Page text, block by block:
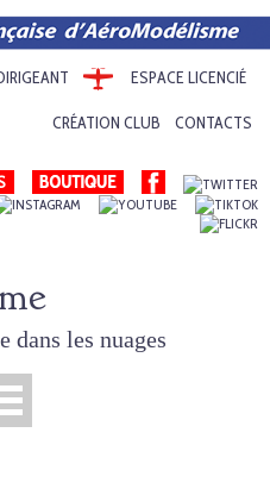
ESPACE LICENCIÉ
CRÉATION CLUB CONTACTS
dans les nuages